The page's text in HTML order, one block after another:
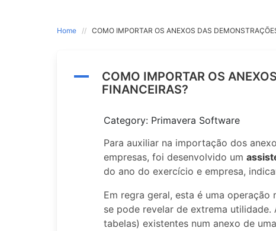
Home COMO IMPORTAR OS ANEXOS DAS
A
COMO IMPORTAR OS
FINANCEIRAS?
Category: Primavera Software
Para auxiliar na importação dos
empresas, foi desenvolvido um
do ano do exercício e empresa,
Em regra geral, esta é uma operação
se pode revelar de extrema
tabelas) existentes num anexo de